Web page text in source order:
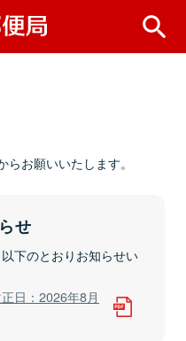
お願いいたします。
せ
下のとおりお知らせい
日：2026年8月